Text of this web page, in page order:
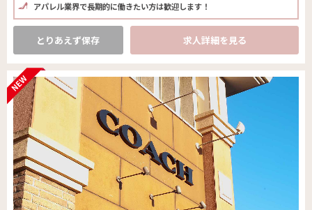
アパレル業界で長期的に働きたい方は歓迎します！
とりあえず保存 求人詳細を見る